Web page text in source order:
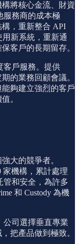
將核心金流、財資
服務商的成本極
，重新整合 API
用新系統，重新通
客戶的長期留存。
客戶服務。提供
的業務回顧會議。
夠建立強烈的客戶
。
大的競爭者。
家機構，累計處理
管和安全，為許多
和 Custody 為機
公司選擇垂直專業
把產品做到極致。